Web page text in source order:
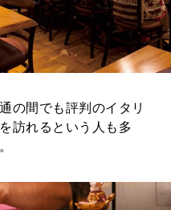
の間でも評判のイタリ
訪れるという人も多